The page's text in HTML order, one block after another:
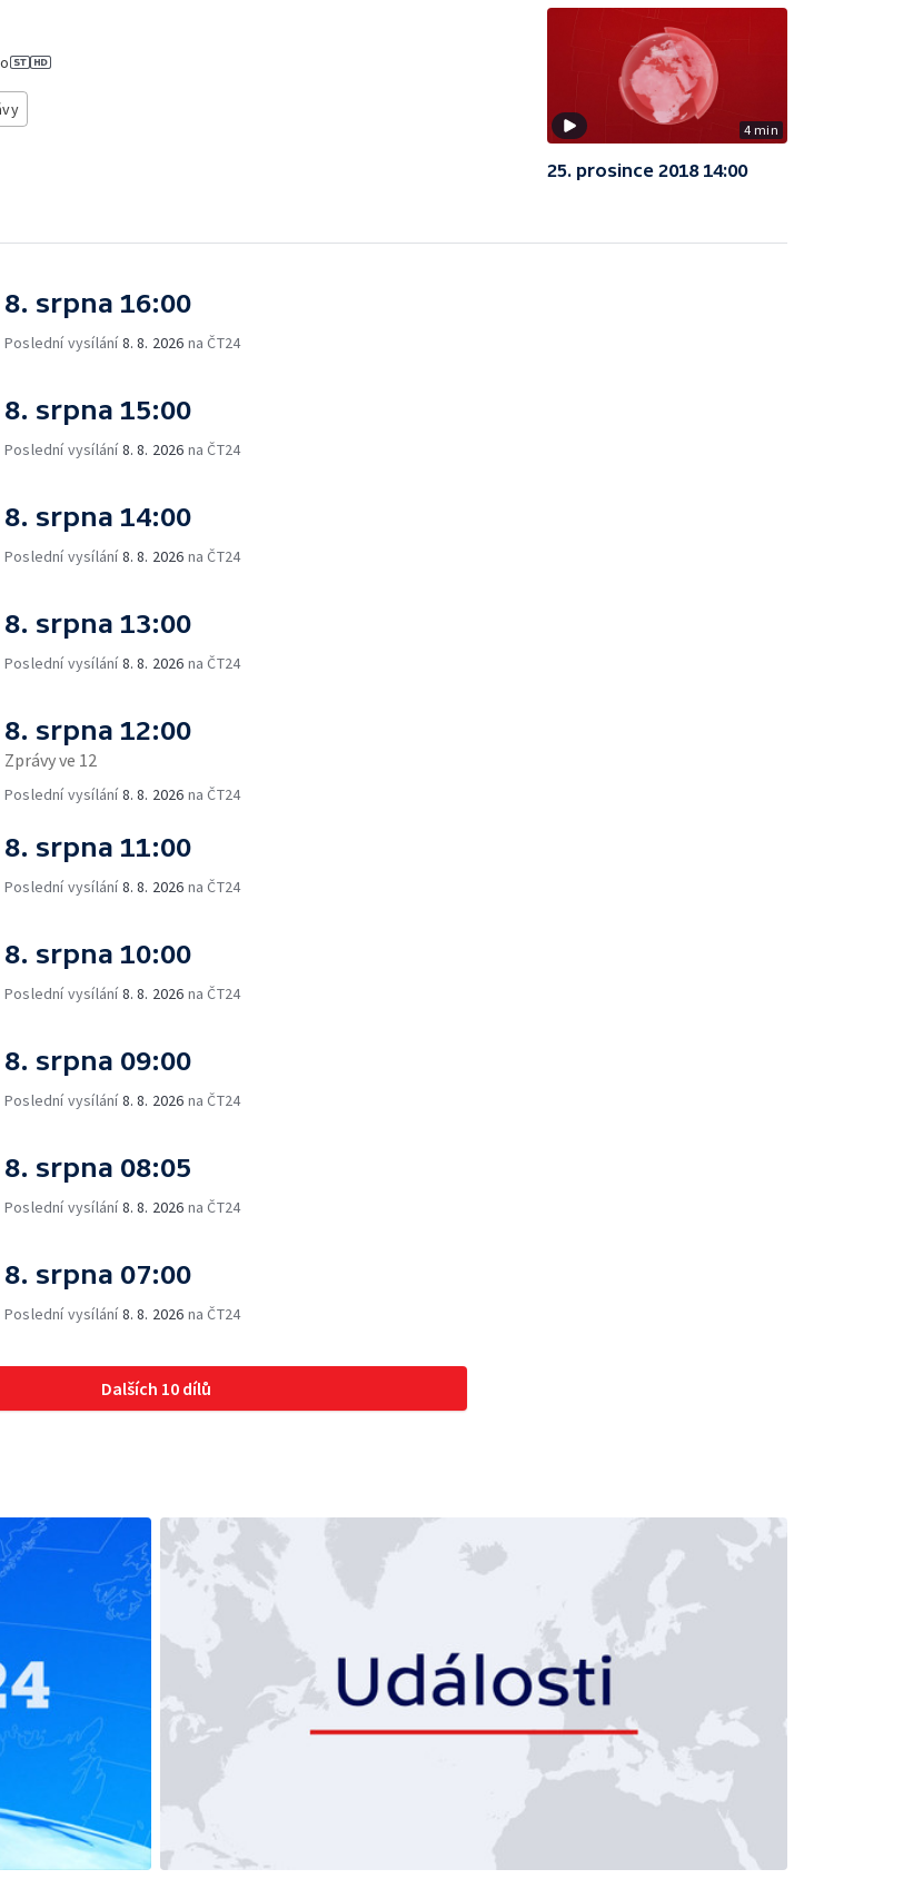
4 min
25. prosince 2018 14:00
8. srpna 16:00
Poslední vysílání8. 8. 2026 na ČT24
8. srpna 15:00
Poslední vysílání8. 8. 2026 na ČT24
8. srpna 14:00
Poslední vysílání8. 8. 2026 na ČT24
8. srpna 13:00
Poslední vysílání8. 8. 2026 na ČT24
8. srpna 12:00
Zprávy ve 12
Poslední vysílání8. 8. 2026 na ČT24
8. srpna 11:00
Poslední vysílání8. 8. 2026 na ČT24
8. srpna 10:00
Poslední vysílání8. 8. 2026 na ČT24
8. srpna 09:00
Poslední vysílání8. 8. 2026 na ČT24
8. srpna 08:05
Poslední vysílání8. 8. 2026 na ČT24
8. srpna 07:00
Poslední vysílání8. 8. 2026 na ČT24
Dalších 10 dílů